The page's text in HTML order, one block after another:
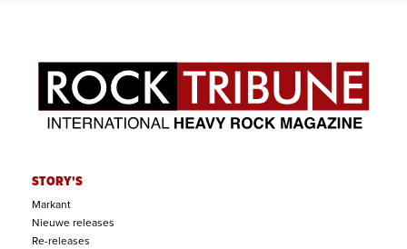
STORY'S
Markant
Nieuwe releases
Re-releases